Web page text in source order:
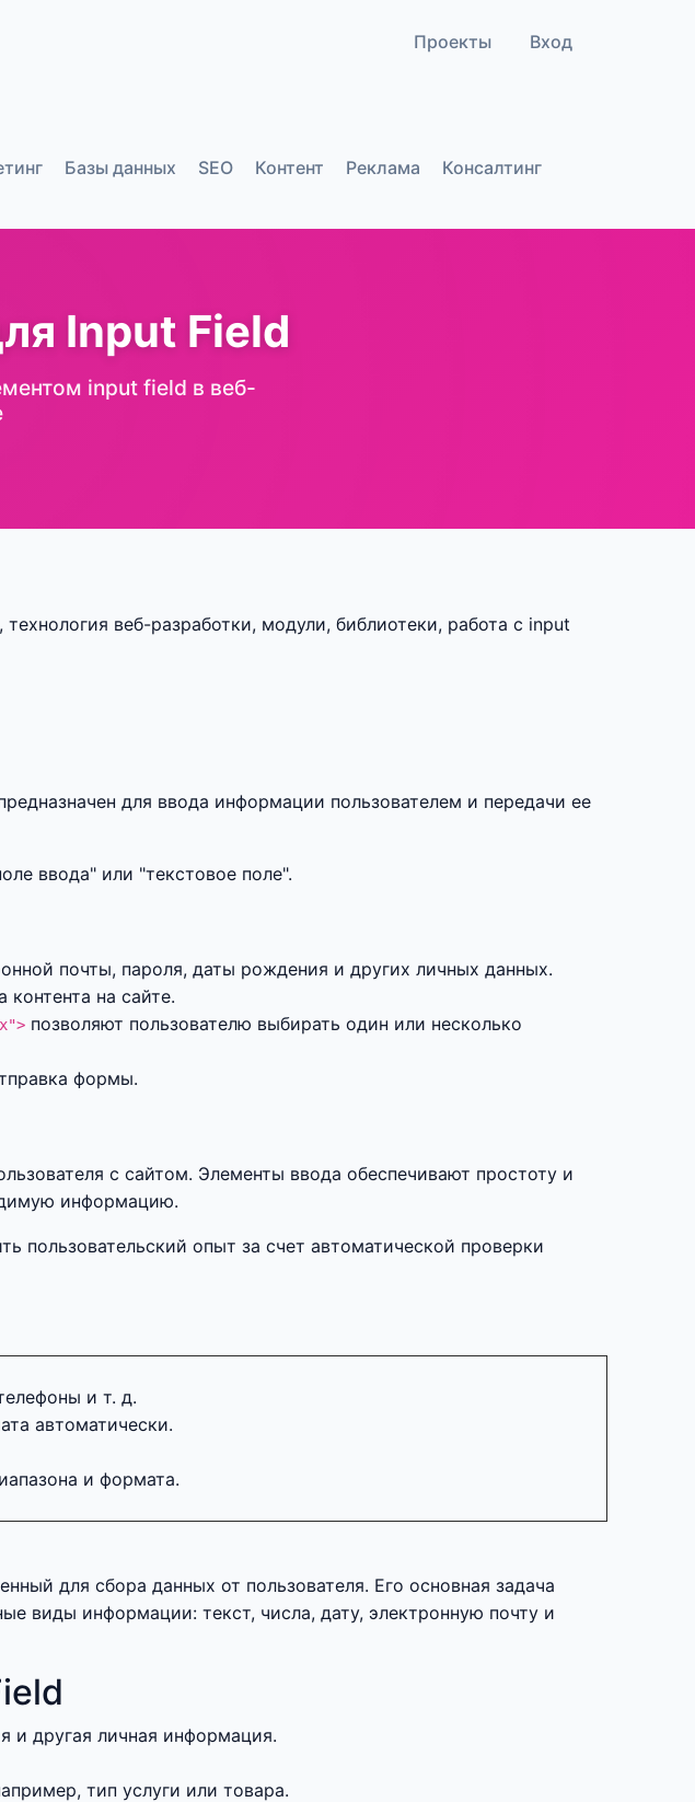
Проекты Вход
Базы данных SEO Контент Реклама Консалтинг
Input Field
input field в веб-
веб-разработки, модули, библиотеки, работа с input
для ввода информации пользователем и передачи ее
ввода" или "текстовое поле".
почты, пароля, даты рождения и других личных данных.
контента на сайте.
позволяют пользователю выбирать один или несколько
формы.
с сайтом. Элементы ввода обеспечивают простоту и
информацию.
пользовательский опыт за счет автоматической проверки
и т. д.
автоматически.
и формата.
для сбора данных от пользователя. Его основная задача
виды информации: текст, числа, дату, электронную почту и
и другая личная информация.
тип услуги или товара.